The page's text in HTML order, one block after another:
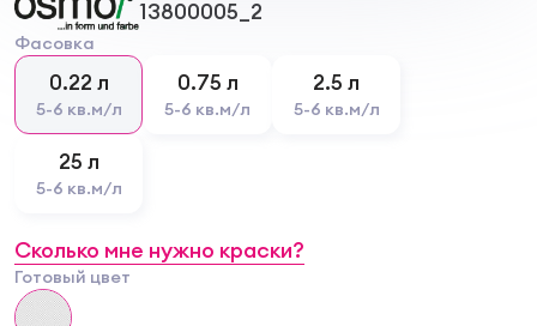
13800005_2
Фасовка
0.22 л
5-6 кв.м/л
0.75 л
5-6 кв.м/л
2.5 л
5-6 кв.м/л
25 л
5-6 кв.м/л
Сколько мне нужно краски?
Готовый цвет